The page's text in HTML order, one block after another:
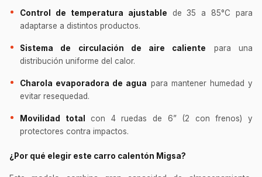
Control de temperatura ajustable de 35 a 85°C para
adaptarse a distintos productos.
Sistema de circulación de aire caliente para una
distribución uniforme del calor.
Charola evaporadora de agua para mantener humedad y
evitar resequedad.
Movilidad total con 4 ruedas de 6” (2 con frenos) y
protectores contra impactos.
¿Por qué elegir este carro calentón Migsa?